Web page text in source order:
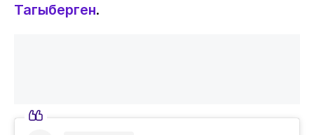
Тагыберген.